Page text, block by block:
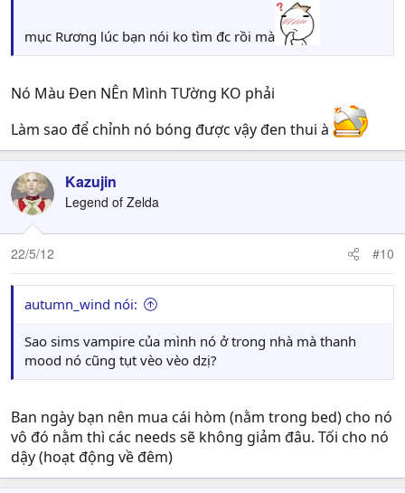
mục Rương lúc bạn nói ko tìm đc rồi mà
Nó Màu Đen NÊn Mình TƯờng KO phải
Làm sao để chỉnh nó bóng được vậy đen thui à
Kazujin
Legend of Zelda
22/5/12 #10
autumn_wind nói:
Sao sims vampire của mình nó ở trong nhà mà thanh
mood nó cũng tụt vèo vèo dzị?
Ban ngày bạn nên mua cái hòm (nằm trong bed) cho nó
vô đó nằm thì các needs sẽ không giảm đâu. Tối cho nó
dậy (hoạt động về đêm)